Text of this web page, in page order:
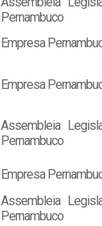
Pernambuco
Empresa
Empresa
Assembleia
Pernambuco
Empresa
Assembleia
Pernambuco